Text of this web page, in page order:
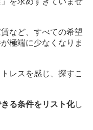
など、すべての希望
極端に少なくなりま
レスを感じ、探すこ
る条件をリスト化し